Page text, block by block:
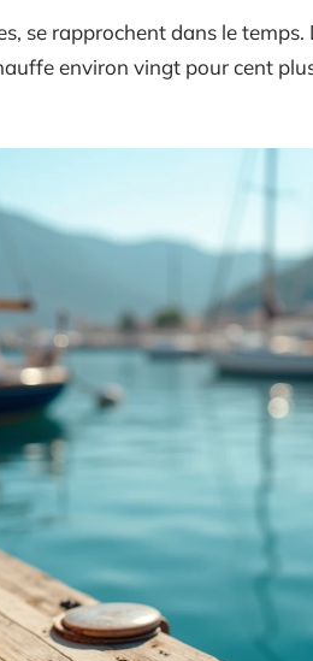
se rapprochent dans le
environ vingt pour cent